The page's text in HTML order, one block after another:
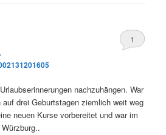
1
nachzuhängen. War
auf drei Geburtstagen ziemlich weit weg
neuen Kurse vorbereitet und war im